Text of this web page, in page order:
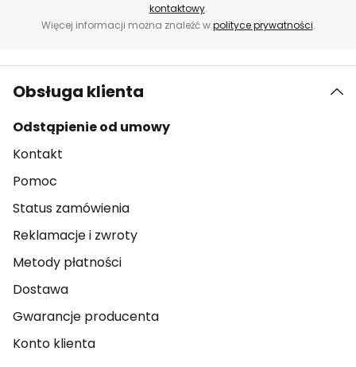
kontaktowy.
Więcej informacji można znaleźć wpolityce prywatności.
Obsługa klienta
Odstąpienie od umowy
Kontakt
Pomoc
Status zamówienia
Reklamacje i zwroty
Metody płatności
Dostawa
Gwarancje producenta
Konto klienta